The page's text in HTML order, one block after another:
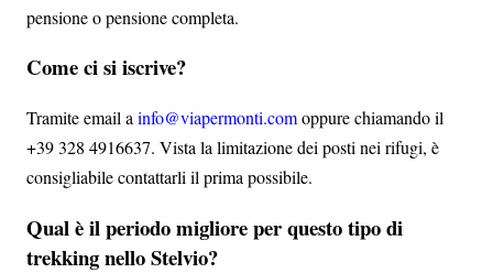
pensione o pensione completa.
Come ci si iscrive?
Tramite email a info@viapermonti.comoppure chiamando il
+39 328 4916637. Vista la limitazione dei posti nei rifugi, è
consigliabile contattarli il prima possibile.
Qual è il periodo migliore per questo tipo di
trekking nello Stelvio?